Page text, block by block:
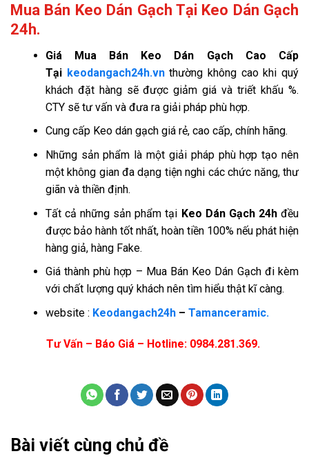
Mua Bán Keo Dán Gạch Tại Keo Dán Gạch
24h.
Giá Mua Bán Keo Dán Gạch Cao Cấp
Tại keodangach24h.vn thường không cao khi quý
khách đặt hàng sẽ được giảm giá và triết khấu %.
CTY sẽ tư vấn và đưa ra giải pháp phù hợp.
Cung cấp Keo dán gạch giá rẻ, cao cấp, chính hãng.
Những sản phẩm là một giải pháp phù hợp tạo nên
một không gian đa dạng tiện nghi các chức năng, thư
giãn và thiền định.
Tất cả những sản phẩm tại Keo Dán Gạch 24hđều
được bảo hành tốt nhất, hoàn tiền 100% nếu phát hiện
hàng giả, hàng Fake.
Giá thành phù hợp – Mua Bán Keo Dán Gạch đi kèm
với chất lượng quý khách nên tìm hiểu thật kĩ càng.
website : Keodangach24h– Tamanceramic.
Tư Vấn – Báo Giá – Hotline: 0984.281.369.
Bài viết cùng chủ đề